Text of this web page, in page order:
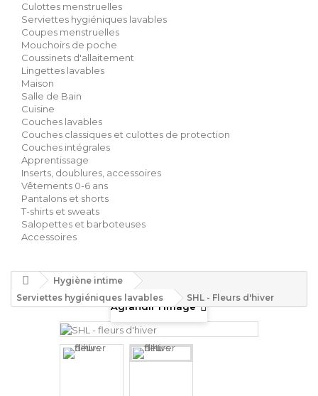
Culottes menstruelles
Serviettes hygiéniques lavables
Coupes menstruelles
Mouchoirs de poche
Coussinets d'allaitement
Lingettes lavables
Maison
Salle de Bain
Cuisine
Couches lavables
Couches classiques et culottes de protection
Couches intégrales
Apprentissage
Inserts, doublures, accessoires
Vêtements 0-6 ans
Pantalons et shorts
T-shirts et sweats
Salopettes et barboteuses
Accessoires
Hygiène intime
Serviettes hygiéniques lavables
SHL - Fleurs d'hiver
Agrandir l'image